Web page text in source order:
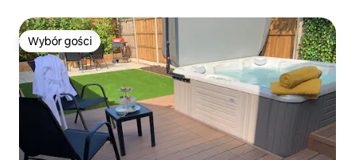
Wybór gości
Wybór gości